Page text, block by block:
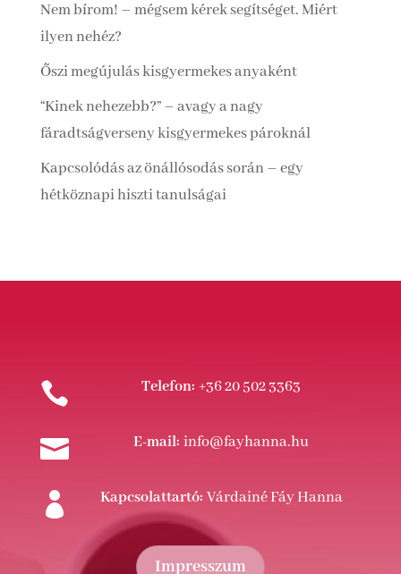
Nem bírom! – mégsem kérek segítséget. Miért
ilyen nehéz?
Őszi megújulás kisgyermekes anyaként
“Kinek nehezebb?” – avagy a nagy
fáradtságverseny kisgyermekes pároknál
Kapcsolódás az önállósodás során – egy
hétköznapi hiszti tanulságai
 Telefon: +36 20 502 3363
 E-mail: info@fayhanna.hu
 Kapcsolattartó: Várdainé Fáy Hanna
Impresszum